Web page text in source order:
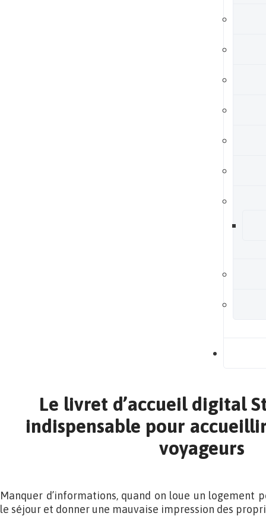
Le livret d’accueil digital
indispensable pour
voyageurs
Manquer d’informations, quand on loue un logement
le séjour et donner une mauvaise impression des